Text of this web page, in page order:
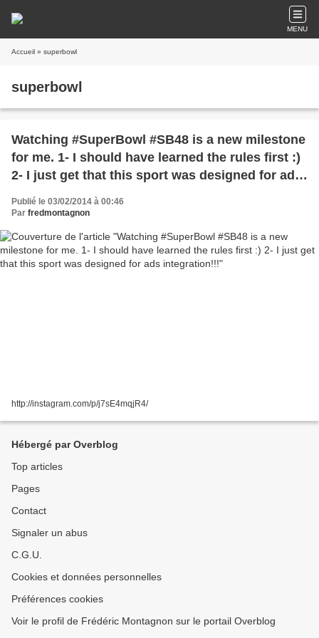
MENU
Accueil » superbowl
superbowl
Watching #SuperBowl #SB48 is a new milestone
for me. 1- I should have learned the rules first :)
2- I just get that this sport was designed for ads
integration!!!
Publié le 03/02/2014 à 00:46
Par fredmontagnon
http://instagram.com/p/j7sE4mqjR4/
Hébergé par Overblog
Top articles
Pages
Contact
Signaler un abus
C.G.U.
Cookies et données personnelles
Préférences cookies
Voir le profil de Frédéric Montagnon sur le portail Overblog